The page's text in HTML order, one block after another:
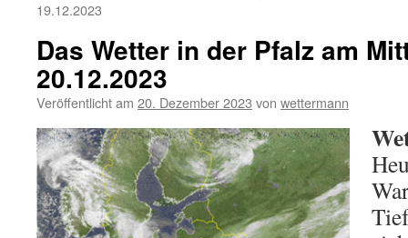
19.12.2023
Das Wetter in der Pfalz am
20.12.2023
Veröffentlicht am 20. Dezember 2023 von wettermann